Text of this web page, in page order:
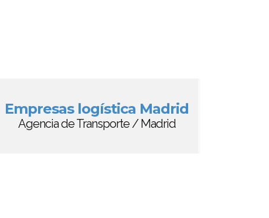
Empresas logística Madrid
Agencia de Transporte / Madrid